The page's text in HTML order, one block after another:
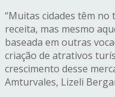
“Muitas cidades têm
receita, mas mesmo
baseada em outras
criação de atrativos
crescimento desse
Amturvales, Lizeli